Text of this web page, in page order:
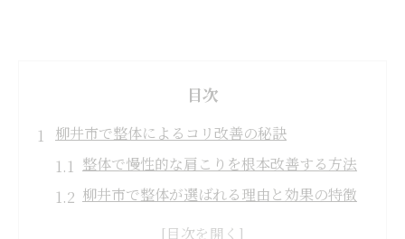
目次
柳井市で整体によるコリ改善の秘訣
整体で慢性的な肩こりを根本改善する方法
柳井市で整体が選ばれる理由と効果の特徴
整体のコリほぐしが身体に与える変化とは